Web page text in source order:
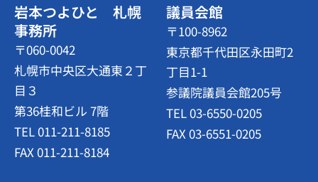
岩本つよひと 札幌
事務所
〒060-0042
札幌市中央区大通東２丁
目３
第36桂和ビル 7階
TEL 011-211-8185
FAX 011-211-8184
議員会館
〒100-8962
東京都千代田区永田町2
丁目1-1
参議院議員会館205号
TEL 03-6550-0205
FAX 03-6551-0205